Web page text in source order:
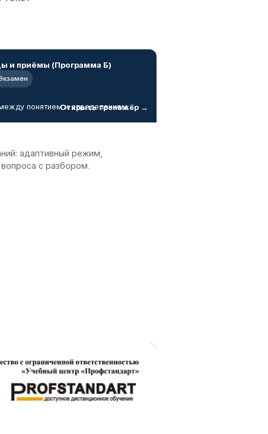
и приёмы (Программа Б)
между понятием и определением…
Открыть тренажёр →
адаптивный режим,
с разбором.